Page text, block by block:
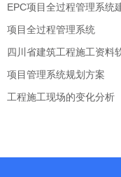
EPC项目全过程管理系统
项目全过程管理系统
四川省建筑工程施工资料
项目管理系统规划方案
工程施工现场的变化分析